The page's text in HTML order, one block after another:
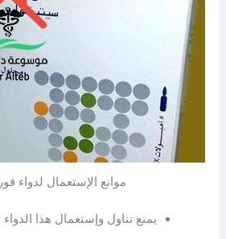
موانع الإستعمال لدواء
يمنع تناول وإستعمال هذا